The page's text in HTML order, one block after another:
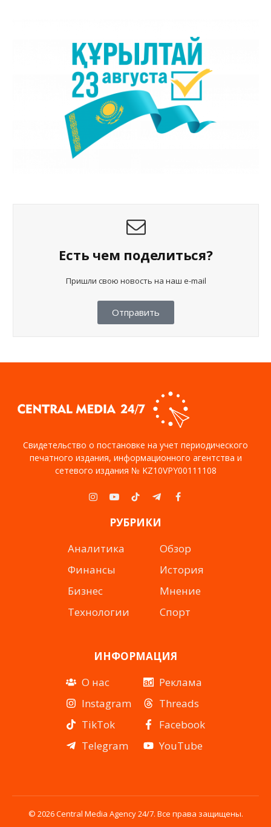
Есть чем поделиться?
Пришли свою новость на наш e-mail
Отправить
Свидетельство о постановке на учет периодического
печатного издания, информационного агентства и
сетевого издания № KZ10VPY00111108
Instagram
YouTubeTikTokTelegramFacebook
РУБРИКИ
Аналитика
Финансы
Бизнес
Технологии
Обзор
История
Мнение
Спорт
ИНФОРМАЦИЯ
О нас
Instagram
TikTok
Telegram
Реклама
Threads
Facebook
YouTube
© 2026 Central Media Agency 24/7. Все права защищены.